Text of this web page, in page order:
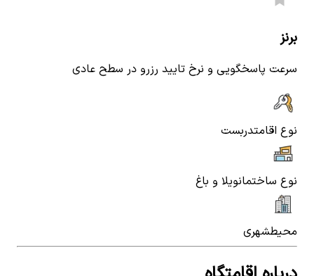
برنز
سرعت پاسخگویی و نرخ تایید رزرو در سطح عادی
نوع اقامتدربست
نوع ساختمانویلا و باغ
محیطشهری